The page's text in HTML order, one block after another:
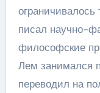
писал научно-
философские
Лем занимался
переводил на